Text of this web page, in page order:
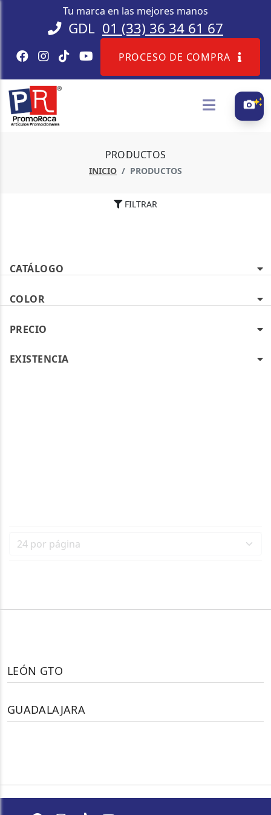
Tu marca en las mejores manos
GDL 01 (33) 36 34 61 67
PROCESO DE COMPRA
PRODUCTOS
INICIO PRODUCTOS
FILTRAR
CATÁLOGO
COLOR
PRECIO
EXISTENCIA
GUADALAJARA
LEÓN GTO